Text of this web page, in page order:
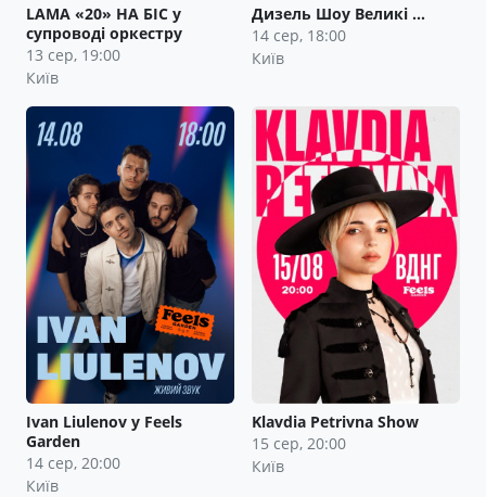
LAMA «20» НА БІС у
супроводі оркестру
13 сер, 19:00
Київ
Дизель Шоу Великі …
14 сер, 18:00
Київ
Ivan Liulenov у Feels
Garden
14 сер, 20:00
Київ
Klavdia Petrivna Show
15 сер, 20:00
Київ